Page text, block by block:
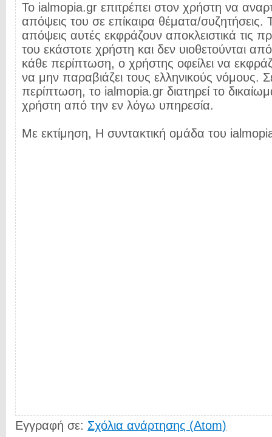
Το ialmopia.gr επιτρέπει στον χρήστη να
απόψεις του σε επίκαιρα θέματα/συζητήσεις.
απόψεις αυτές εκφράζουν αποκλειστικά τις
του εκάστοτε χρήστη και δεν υιοθετούνται
κάθε περίπτωση, ο χρήστης οφείλει να
να μην παραβιάζει τους ελληνικούς νόμους.
περίπτωση, το ialmopia.gr διατηρεί το
χρήστη από την εν λόγω υπηρεσία.
Με εκτίμηση, Η συντακτική ομάδα του
Εγγραφή σε: Σχόλια ανάρτησης (Atom)